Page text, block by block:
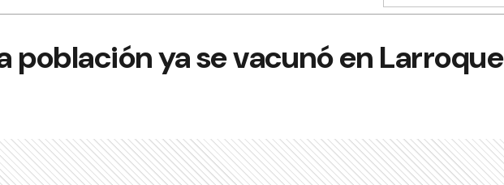
población ya se vacunó en Larroque